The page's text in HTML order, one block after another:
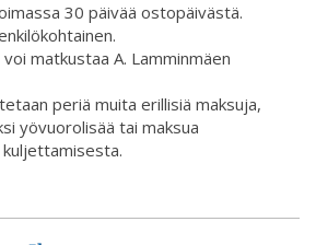
30 päivää ostopäivästä.
matkustaa A. Lamminmäen
periä muita erillisiä maksuja,
yövuorolisää tai maksua